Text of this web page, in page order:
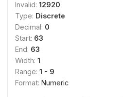
Invalid: 12920
Type: Discrete
Decimal: 0
Start: 63
End: 63
Width: 1
Range: 1 - 9
Format: Numeric